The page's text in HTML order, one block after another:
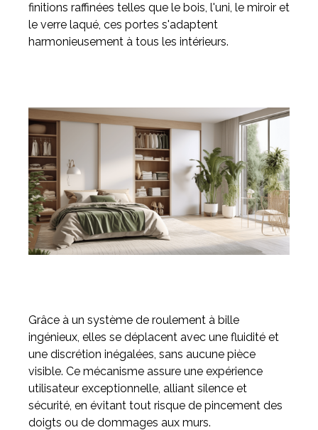
finitions raffinées telles que le bois, l'uni, le miroir et
le verre laqué, ces portes s'adaptent
harmonieusement à tous les intérieurs.
Grâce à un système de roulement à bille
ingénieux, elles se déplacent avec une fluidité et
une discrétion inégalées, sans aucune pièce
visible. Ce mécanisme assure une expérience
utilisateur exceptionnelle, alliant silence et
sécurité, en évitant tout risque de pincement des
doigts ou de dommages aux murs.